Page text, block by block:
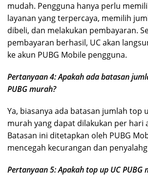
mudah. Pengguna hanya perlu
layanan yang terpercaya, memilih
dibeli, dan melakukan pembayaran.
pembayaran berhasil, UC akan
ke akun PUBG Mobile pengguna.
Pertanyaan 4: Apakah ada batasan
PUBG murah?
Ya, biasanya ada batasan jumlah top
murah yang dapat dilakukan per hari
Batasan ini ditetapkan oleh PUBG
mencegah kecurangan dan
Pertanyaan 5: Apakah top up UC PUBG